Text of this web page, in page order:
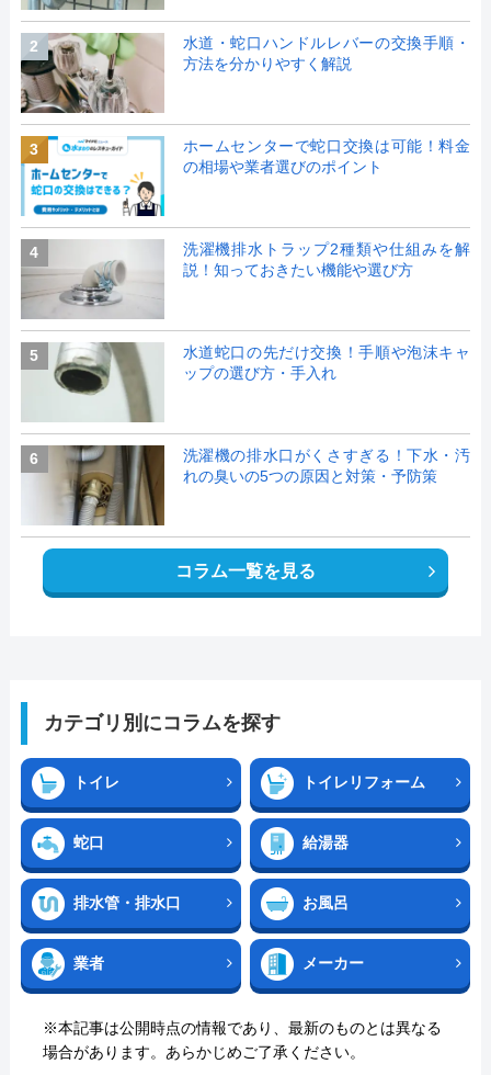
2
水道・蛇口ハンドルレバーの交換手順・
方法を分かりやすく解説
3
ホームセンターで蛇口交換は可能！料金
の相場や業者選びのポイント
4
洗濯機排水トラップ2種類や仕組みを解
説！知っておきたい機能や選び方
5
水道蛇口の先だけ交換！手順や泡沫キャ
ップの選び方・手入れ
6
洗濯機の排水口がくさすぎる！下水・汚
れの臭いの5つの原因と対策・予防策
コラム一覧を見る
カテゴリ別にコラムを探す
トイレ トイレリフォーム
蛇口 給湯器
排水管・排水口 お風呂
業者 メーカー
※本記事は公開時点の情報であり、最新のものとは異なる
場合があります。あらかじめご了承ください。